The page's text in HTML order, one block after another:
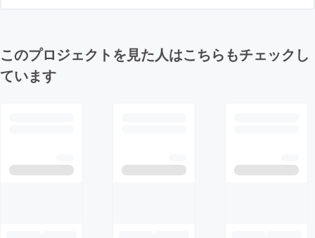
このプロジェクトを見た人はこちらもチェックし
ています